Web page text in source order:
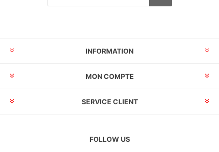
INFORMATION
MON COMPTE
SERVICE CLIENT
FOLLOW US